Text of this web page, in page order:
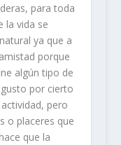
para toda
la vida se
ya que a
porque
algún tipo de
por cierto
pero
o placeres que
que la